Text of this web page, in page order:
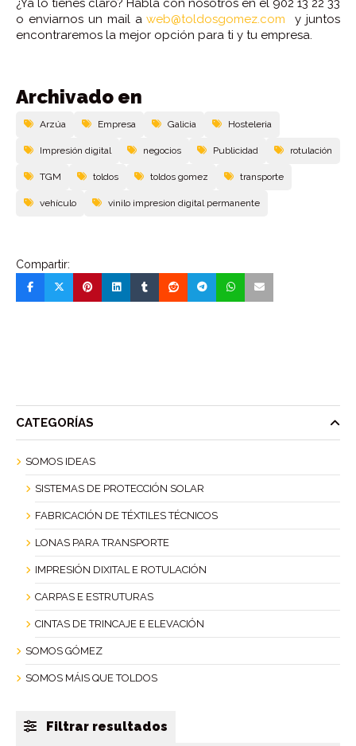
¿Ya lo tienes claro? Habla con nosotros en el 902 13 22 33
o enviarnos un mail aweb@toldosgomez.com y juntos
encontraremos la mejor opción para ti y tu empresa.
Archivado en
Arzúa Empresa Galicia Hosteleria
Impresión digital negocios Publicidad rotulación
TGM toldos toldos gomez transporte
vehículo vinilo impresion digital permanente
Compartir:
CATEGORÍAS
SOMOS IDEAS
SISTEMAS DE PROTECCIÓN SOLAR
FABRICACIÓN DE TÉXTILES TÉCNICOS
LONAS PARA TRANSPORTE
IMPRESIÓN DIXITAL E ROTULACIÓN
CARPAS E ESTRUTURAS
CINTAS DE TRINCAJE E ELEVACIÓN
SOMOS GÓMEZ
SOMOS MÁIS QUE TOLDOS
Filtrar resultados